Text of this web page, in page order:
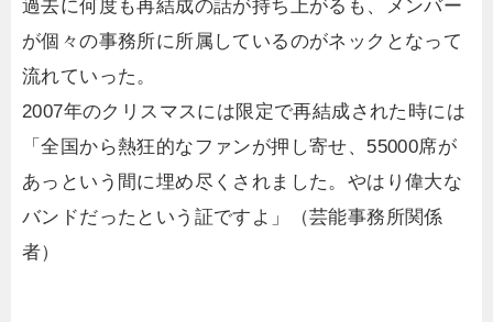
過去に何度も再結成の話が持ち上がるも、メンバー
が個々の事務所に所属しているのがネックとなって
流れていった。
2007年のクリスマスには限定で再結成された時には
「全国から熱狂的なファンが押し寄せ、55000席が
あっという間に埋め尽くされました。やはり偉大な
バンドだったという証ですよ」（芸能事務所関係
者）